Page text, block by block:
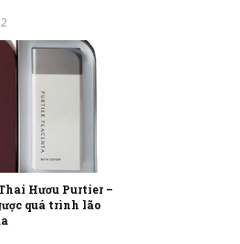
Hươu Purtier –
quá trình lão